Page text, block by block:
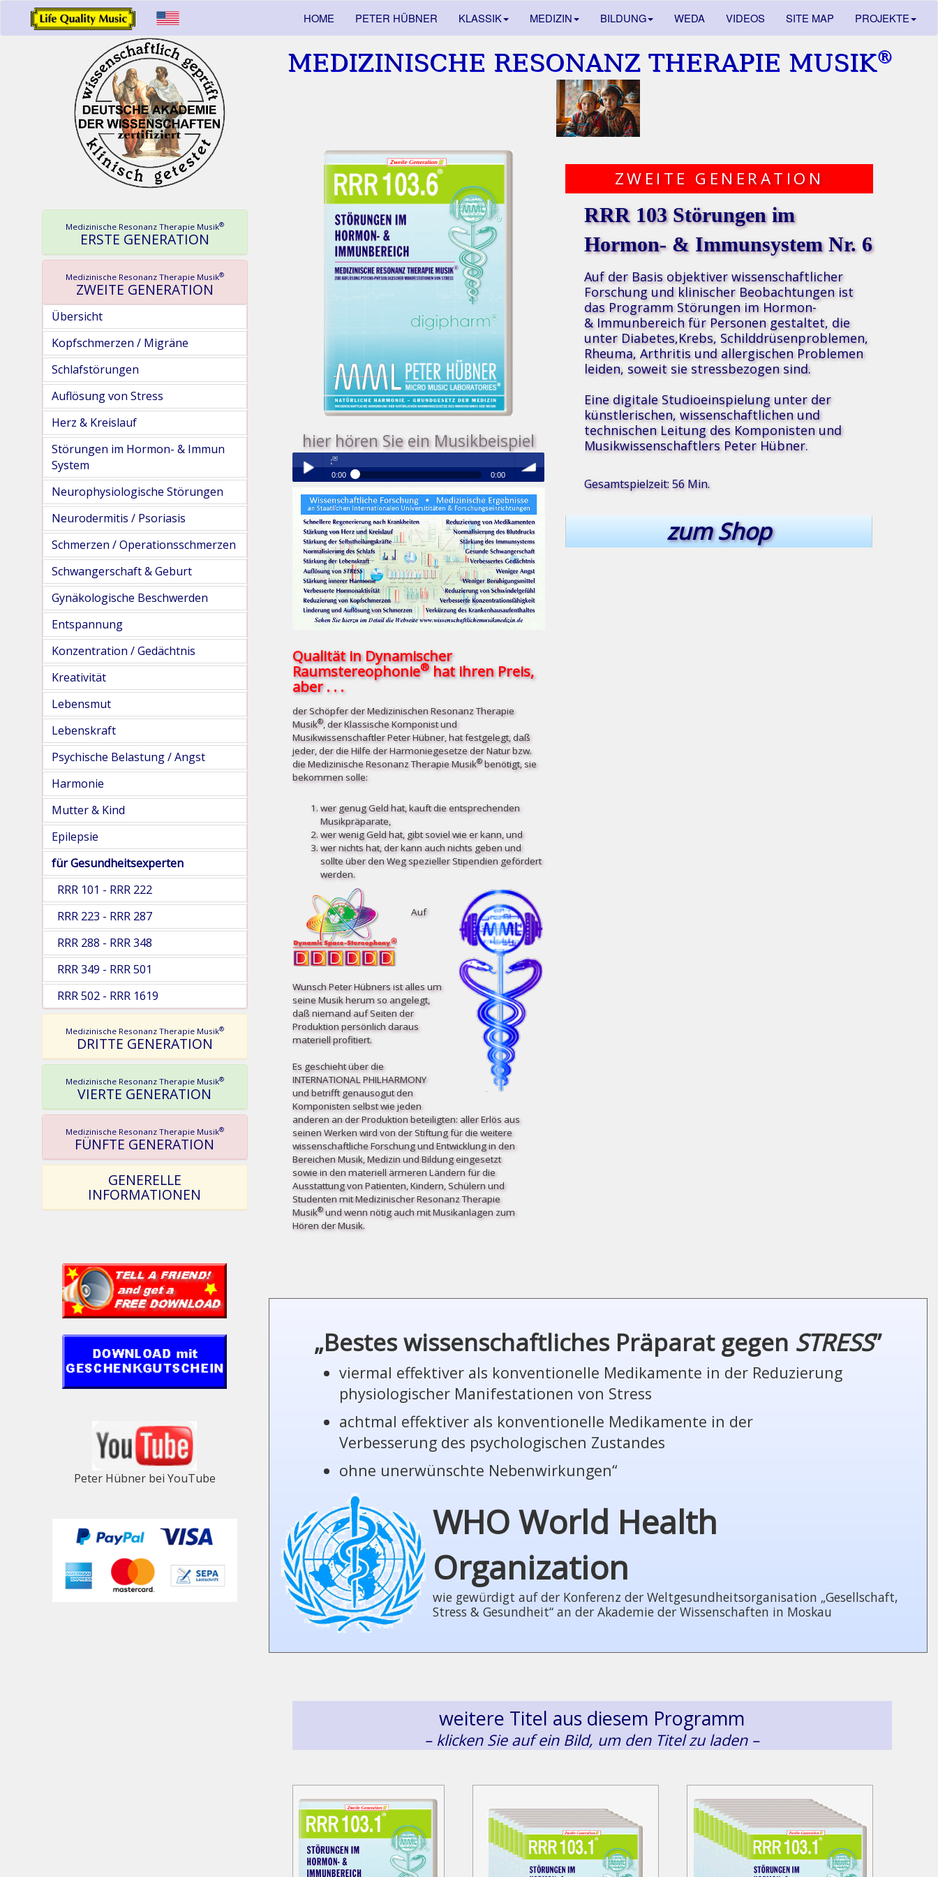
HOME PETER HÜBNER KLASSIK MEDIZIN BILDUNG WEDA VIDEOS SITE MAP PROJEKTE
Medizinische Resonanz Therapie Musik®
ERSTE GENERATION
Medizinische Resonanz Therapie Musik®
ZWEITE GENERATION
Übersicht
Kopfschmerzen / Migräne
Schlafstörungen
Auflösung von Stress
Herz & Kreislauf
Störungen im Hormon- & Immun
System
Neurophysiologische Störungen
Neurodermitis / Psoriasis
Schmerzen / Operationsschmerzen
Schwangerschaft & Geburt
Gynäkologische Beschwerden
Entspannung
Konzentration / Gedächtnis
Kreativität
Lebensmut
Lebenskraft
Psychische Belastung / Angst
Harmonie
Mutter & Kind
Epilepsie
für Gesundheitsexperten
RRR 101 - RRR 222
RRR 223 - RRR 287
RRR 288 - RRR 348
RRR 349 - RRR 501
RRR 502 - RRR 1619
Medizinische Resonanz Therapie Musik®
DRITTE GENERATION
Medizinische Resonanz Therapie Musik®
VIERTE GENERATION
Medizinische Resonanz Therapie Musik®
FÜNFTE GENERATION
GENERELLE
INFORMATIONEN
Peter Hübner bei YouTube
MEDIZINISCHE RESONANZ THERAPIE MUSIK®
hier hören Sie ein Musikbeispiel
Play /
pause
Medizinische Resonanz Therapie Musik
0:00 0:00
volume
Medizinische Resonanz Therapie Musik®
Qualität in Dynamischer
Raumstereophonie®hat ihren Preis,
aber . . .
der Schöpfer der Medizinischen Resonanz Therapie
Musik®, der Klassische Komponist und
Musikwissenschaftler Peter Hübner, hat festgelegt, daß
jeder, der die Hilfe der Harmoniegesetze der Natur bzw.
die Medizinische Resonanz Therapie Musik®benötigt, sie
bekommen solle:
wer genug Geld hat, kauft die entsprechenden
Musikpräparate,
wer wenig Geld hat, gibt soviel wie er kann, und
wer nichts hat, der kann auch nichts geben und
sollte über den Weg spezieller Stipendien gefördert
werden.
Auf
Wunsch Peter Hübners ist alles um
seine Musik herum so angelegt,
daß niemand auf Seiten der
Produktion persönlich daraus
materiell profitiert.
Es geschieht über die
INTERNATIONAL PHILHARMONY
und betrifft ge­nau­so­gut den
Komponisten selbst wie jeden
anderen an der Produktion beteiligten: aller Erlös aus
seinen Werken wird von der Stiftung für die weitere
wissenschaftliche Forschung und Entwicklung in den
Bereichen Musik, Medizin und Bildung eingesetzt
sowie in den materiell ärmeren Ländern für die
Ausstattung von Patienten, Kindern, Schülern und
Studenten mit Medizinischer Resonanz Therapie
Musik®und wenn nötig auch mit Musikanlagen zum
Hören der Musik.
ZWEITE GENERATION
RRR 103 Störungen im
Hormon- & Immunsystem Nr. 6
Auf der Basis objektiver wissenschaftlicher
Forschung und klinischer Beobachtungenist
das Programm Störungen im Hormon-
& Immunbereich für Personen gestaltet, die
unter Diabetes,Krebs, Schilddrüsenproblemen,
Rheuma, Arthritis und allergischen Problemen
leiden, soweit sie stressbezogen sind.
Eine digitale Studioeinspielung unter der
künstlerischen, wissenschaftlichen und
technischen Leitung des Komponisten und
Musikwissenschaftlers Peter Hübner.
Gesamtspielzeit: 56 Min.
zum Shop
„Bestes wissenschaftliches Präparat gegen STRESS”
viermal effektiver als konventionelle Medikamente in der Reduzierung
phy­sio­lo­gi­scher Manifestationen von Stress
achtmal effektiver als konventionelle Medikamente in der
Verbesserung des psychologischen Zustandes
ohne unerwünschte Nebenwirkungen“
WHO World Health
Organization
wie gewürdigt auf der Konferenz der Welt­ge­sund­heits­or­ga­ni­sa­tion „Gesellschaft,
Stress & Gesundheit“ an der Akademie der Wissenschaften in Moskau
weitere Titel aus diesem Programm
– klicken Sie auf ein Bild, um den Titel zu laden –